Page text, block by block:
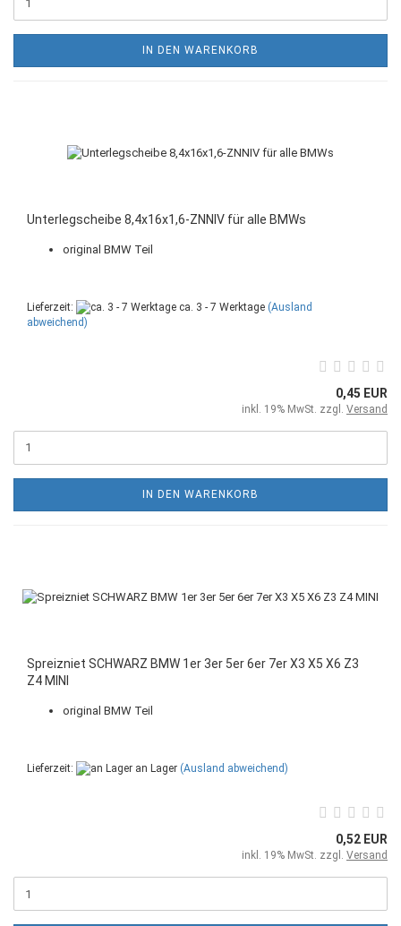
IN DEN WARENKORB
Unterlegscheibe 8,4x16x1,6-ZNNIV für alle BMWs
​original BMW Teil
Lieferzeit: ca. 3 - 7 Werktage (Ausland
abweichend)
0,45 EUR
inkl. 19% MwSt. zzgl. Versand
IN DEN WARENKORB
Spreizniet SCHWARZ BMW 1er 3er 5er 6er 7er X3 X5 X6 Z3
Z4 MINI
original BMW Teil
Lieferzeit: an Lager (Ausland abweichend)
0,52 EUR
inkl. 19% MwSt. zzgl. Versand